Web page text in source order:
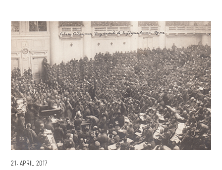
21. APRIL 2017